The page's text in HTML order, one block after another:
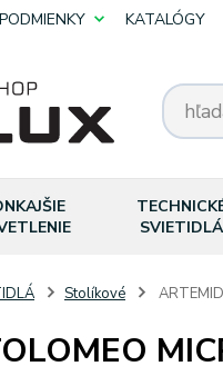
KATALÓGY
SVIETIDLÁ
Stolíkové